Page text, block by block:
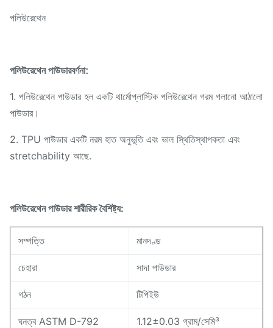
পলিউরেথেন
পলিউরেথেন পাউডারবর্ণনা:
1. পলিউরেথেন পাউডার হল একটি থার্মোপ্লাস্টিক পলিউরেথেন গরম গলানো আঠালো
পাউডার।
2. TPU পাউডার একটি নরম হাত অনুভূতি এবং ভাল স্থিতিস্থাপকতা এবং
stretchability আছে.
পলিউরেথেন পাউডার শারীরিক বৈশিষ্ট্য:
সম্পত্তি মানদণ্ড
চেহারা সাদা পাউডার
গঠন টিপিইউ
ঘনত্ব ASTM D-792 1.12±0.03 গ্রাম/সেমি³